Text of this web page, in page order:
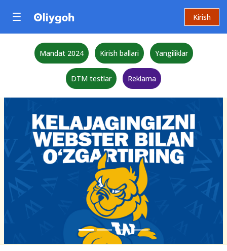
Kirish
Mandat 2024 Kirish ballari Yangiliklar
DTM testlar Reklama